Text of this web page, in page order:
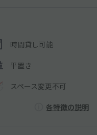
時間貸し可能
平置き
スペース変更不可
各特徴の説明